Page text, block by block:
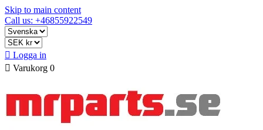
Skip to main content
Call us: +46855922549
 Logga in
 Varukorg 0